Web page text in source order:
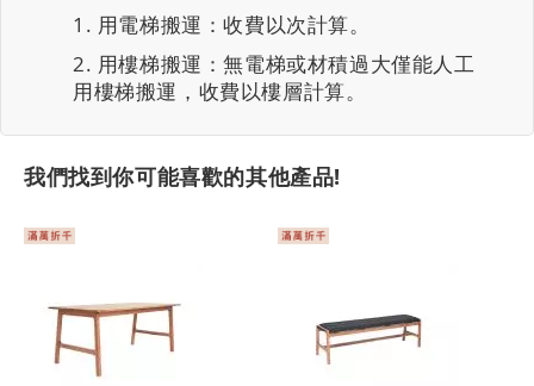
用電梯搬運：收費以次計算。
用樓梯搬運：無電梯或材積過大僅能人工
用樓梯搬運，收費以樓層計算。
我們找到你可能喜歡的其他產品!